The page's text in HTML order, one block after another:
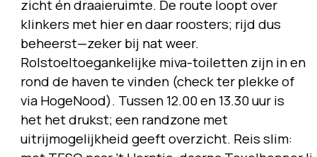
zicht én draaieruimte. De route loopt over
klinkers met hier en daar roosters; rijd dus
beheerst—zeker bij nat weer.
Rolstoeltoegankelijke miva-toiletten zijn in en
rond de haven te vinden (check ter plekke of
via HogeNood). Tussen 12.00 en 13.30 uur is
het het drukst; een randzone met
uitrijmogelijkheid geeft overzicht. Reis slim: